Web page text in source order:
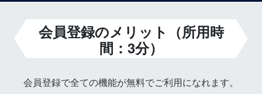
会員登録のメリット（所用時
間：3分）
会員登録で全ての機能が無料でご利用になれます。